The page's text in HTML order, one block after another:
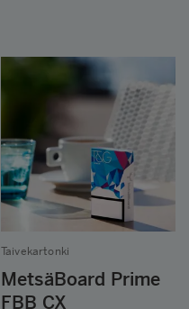
Taivekartonki
MetsäBoard Prime
FBB CX